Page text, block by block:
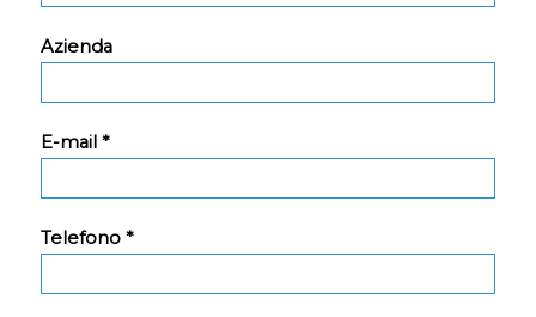
Azienda
E-mail *
Telefono *